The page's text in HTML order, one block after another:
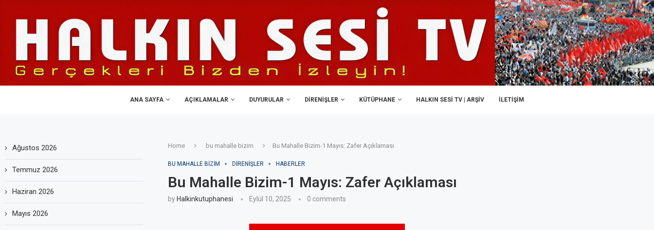
ANA SAYFA AÇIKLAMALAR DUYURULAR DIRENIŞLER KÜTÜPHANE HALKIN SESI TV | ARŞİV İLETIŞIM
Home bu mahalle bizim Bu Mahalle Bizim-1 Mayıs: Zafer Açıklaması
BU MAHALLE BIZIM DIRENIŞLER HABERLER
Bu Mahalle Bizim-1 Mayıs: Zafer Açıklaması
byHalkinkutuphanesi Eylül 10, 2025 0 comments
Ağustos 2026
Temmuz 2026
Haziran 2026
Mayıs 2026